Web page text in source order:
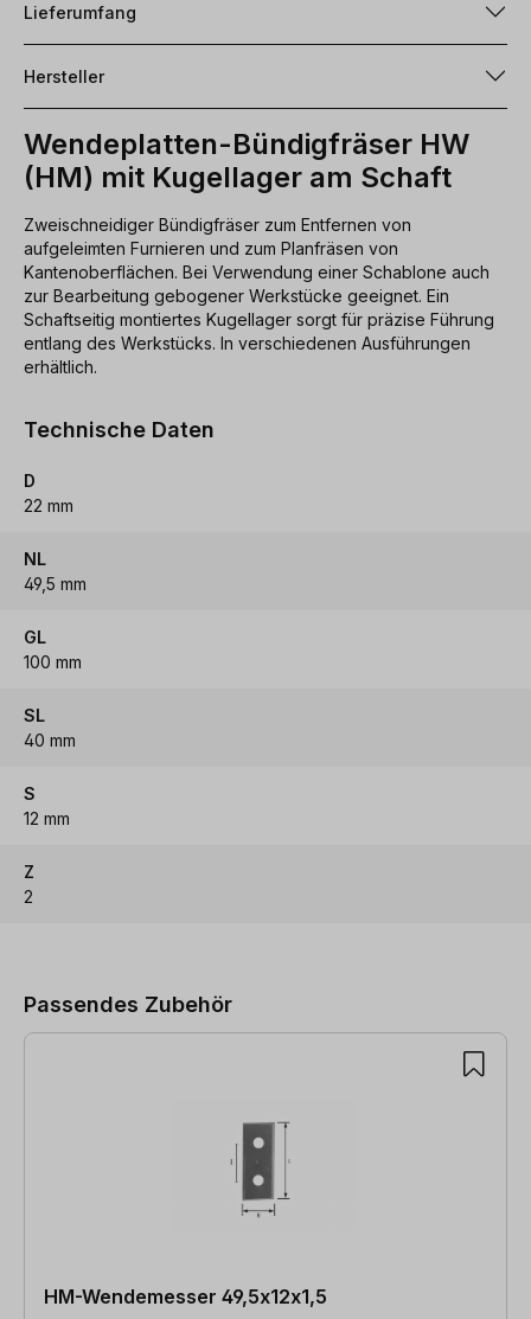
Lieferumfang
Hersteller
Wendeplatten-Bündigfräser HW
(HM) mit Kugellager am Schaft
Zweischneidiger Bündigfräser zum Entfernen von
aufgeleimten Furnieren und zum Planfräsen von
Kantenoberflächen. Bei Verwendung einer Schablone auch
zur Bearbeitung gebogener Werkstücke geeignet. Ein
Schaftseitig montiertes Kugellager sorgt für präzise Führung
entlang des Werkstücks. In verschiedenen Ausführungen
erhältlich.
Technische Daten
D
22 mm
NL
49,5 mm
GL
100 mm
SL
40 mm
S
12 mm
Z
2
Passendes Zubehör
HM-Wendemesser 49,5x12x1,5